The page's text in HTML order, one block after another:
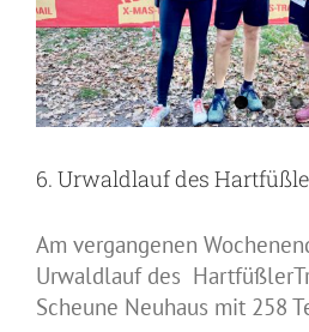
6. Urwaldlauf des
Am vergangenen
Urwaldlauf des
Scheune Neuhaus mit 258